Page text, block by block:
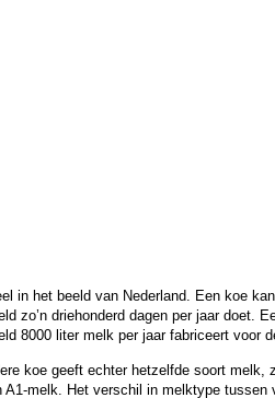
in het beeld van Nederland. Een koe
zo’n driehonderd dagen per jaar doet.
8000 liter melk per jaar fabriceert voor
koe geeft echter hetzelfde soort melk,
A1-melk. Het verschil in melktype